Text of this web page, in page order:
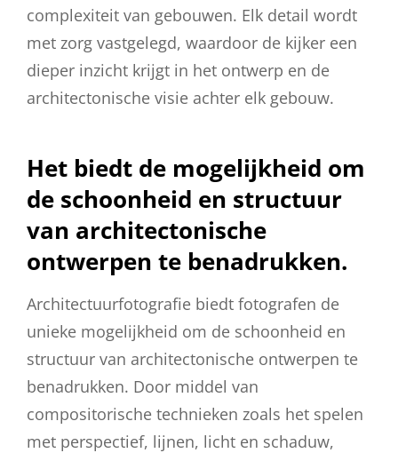
complexiteit van gebouwen. Elk detail wordt
met zorg vastgelegd, waardoor de kijker een
dieper inzicht krijgt in het ontwerp en de
architectonische visie achter elk gebouw.
Het biedt de mogelijkheid om
de schoonheid en structuur
van architectonische
ontwerpen te benadrukken.
Architectuurfotografie biedt fotografen de
unieke mogelijkheid om de schoonheid en
structuur van architectonische ontwerpen te
benadrukken. Door middel van
compositorische technieken zoals het spelen
met perspectief, lijnen, licht en schaduw,